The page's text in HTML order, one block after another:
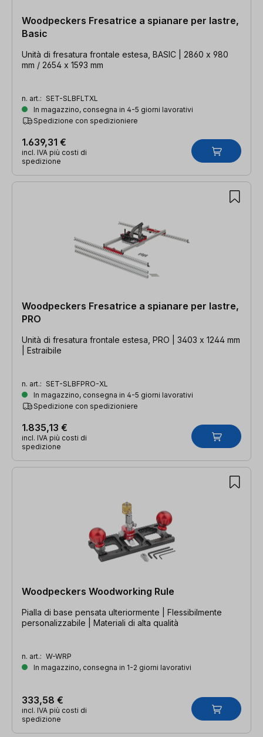
Woodpeckers Fresatrice a spianare per lastre,
Basic
Unità di fresatura frontale estesa, BASIC | 2860 x 980
mm / 2654 x 1593 mm
n. art.: SET-SLBFLTXL
In magazzino, consegna in 4-5 giorni lavorativi
Spedizione con spedizioniere
1.639,31 €
incl. IVA più costi di
spedizione
Woodpeckers Fresatrice a spianare per lastre,
PRO
Unità di fresatura frontale estesa, PRO | 3403 x 1244 mm
| Estraibile
n. art.: SET-SLBFPRO-XL
In magazzino, consegna in 4-5 giorni lavorativi
Spedizione con spedizioniere
1.835,13 €
incl. IVA più costi di
spedizione
Woodpeckers Woodworking Rule
Pialla di base pensata ulteriormente | Flessibilmente
personalizzabile | Materiali di alta qualità
n. art.: W-WRP
In magazzino, consegna in 1-2 giorni lavorativi
333,58 €
incl. IVA più costi di
spedizione